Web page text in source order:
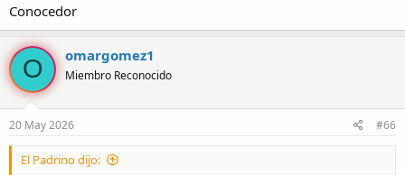
Conocedor
O omargomez1
Miembro Reconocido
20 May 2026 #66
El Padrino dijo: